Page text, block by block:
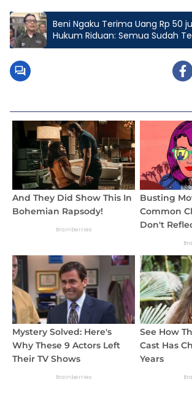
Beni Ngaku Terima Uang Rp 50
Hukum Riduan: Semua Sudah